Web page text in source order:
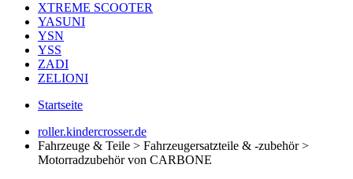
XTREME SCOOTER
YASUNI
YSN
YSS
ZADI
ZELIONI
Startseite
roller.kindercrosser.de
Fahrzeuge & Teile > Fahrzeugersatzteile & -zubehör >
Motorradzubehör von CARBONE